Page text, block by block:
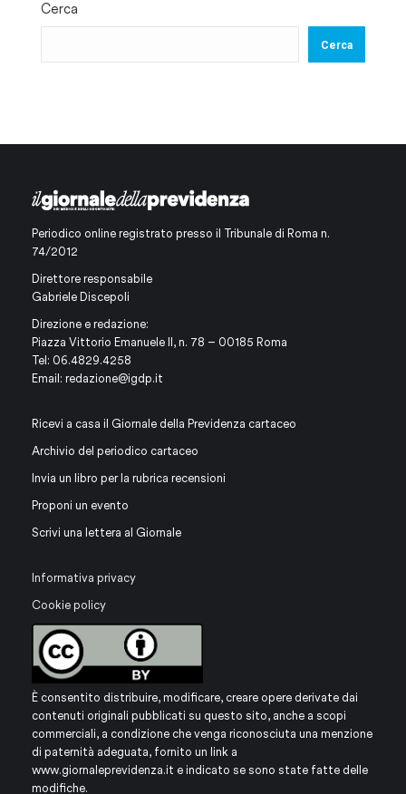
Cerca
Cerca
Periodico online registrato presso il Tribunale di Roma n.
74/2012
Direttore responsabile
Gabriele Discepoli
Direzione e redazione:
Piazza Vittorio Emanuele II, n. 78 – 00185 Roma
Tel: 06.4829.4258
Email: redazione@igdp.it
Ricevi a casa il Giornale della Previdenza cartaceo
Archivio del periodico cartaceo
Invia un libro per la rubrica recensioni
Proponi un evento
Scrivi una lettera al Giornale
Informativa privacy
Cookie policy
È consentito distribuire, modificare, creare opere derivate dai
contenuti originali pubblicati su questo sito, anche a scopi
commerciali, a condizione che venga riconosciuta una menzione
di paternità adeguata, fornito un link a
www.giornaleprevidenza.it e indicato se sono state fatte delle
modifiche.